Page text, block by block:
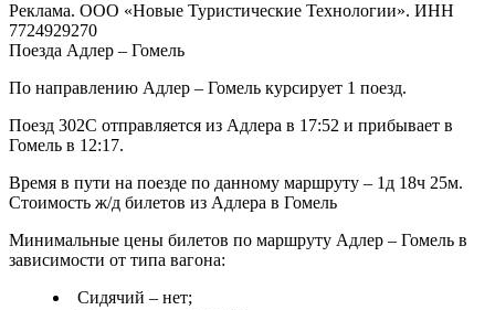
Реклама. ООО «Новые Туристические Технологии». ИНН
7724929270
Поезда Адлер – Гомель
По направлению Адлер – Гомель курсирует 1 поезд.
Поезд 302С отправляется из Адлера в 17:52 и прибывает в
Гомель в 12:17.
Время в пути на поезде по данному маршруту – 1д 18ч 25м.
Стоимость ж/д билетов из Адлера в Гомель
Минимальные цены билетов по маршруту Адлер – Гомель в
зависимости от типа вагона:
Сидячий – нет;